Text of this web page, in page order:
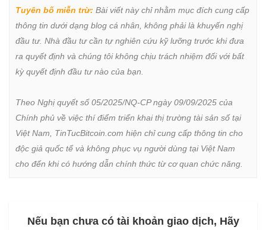
Tuyên bố miễn trừ: Bài viết này chỉ nhằm mục đích cung cấp
thông tin dưới dạng blog cá nhân, không phải là khuyến nghị
đầu tư. Nhà đầu tư cần tự nghiên cứu kỹ lưỡng trước khi đưa
ra quyết định và chúng tôi không chịu trách nhiệm đối với bất
kỳ quyết định đầu tư nào của bạn.
Theo Nghị quyết số 05/2025/NQ-CP ngày 09/09/2025 của
Chính phủ về việc thí điểm triển khai thị trường tài sản số tại
Việt Nam, TinTucBitcoin.com hiện chỉ cung cấp thông tin cho
độc giả quốc tế và không phục vụ người dùng tại Việt Nam
cho đến khi có hướng dẫn chính thức từ cơ quan chức năng.
Nếu bạn chưa có tài khoản giao dịch, Hãy